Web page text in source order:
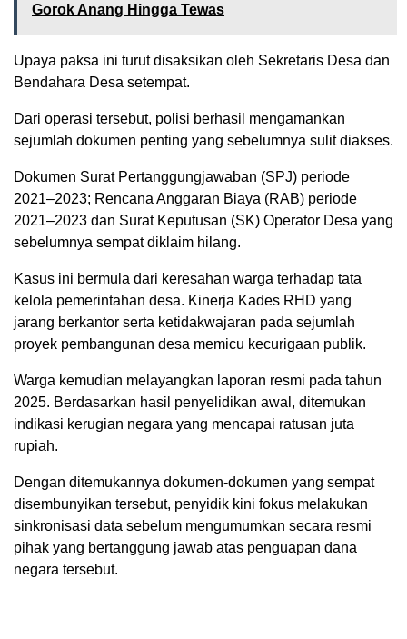
Gorok Anang Hingga Tewas
Upaya paksa ini turut disaksikan oleh Sekretaris Desa dan
Bendahara Desa setempat.
Dari operasi tersebut, polisi berhasil mengamankan
sejumlah dokumen penting yang sebelumnya sulit diakses.
Dokumen Surat Pertanggungjawaban (SPJ) periode
2021–2023; Rencana Anggaran Biaya (RAB) periode
2021–2023 dan Surat Keputusan (SK) Operator Desa yang
sebelumnya sempat diklaim hilang.
Kasus ini bermula dari keresahan warga terhadap tata
kelola pemerintahan desa. Kinerja Kades RHD yang
jarang berkantor serta ketidakwajaran pada sejumlah
proyek pembangunan desa memicu kecurigaan publik.
Warga kemudian melayangkan laporan resmi pada tahun
2025. Berdasarkan hasil penyelidikan awal, ditemukan
indikasi kerugian negara yang mencapai ratusan juta
rupiah.
Dengan ditemukannya dokumen-dokumen yang sempat
disembunyikan tersebut, penyidik kini fokus melakukan
sinkronisasi data sebelum mengumumkan secara resmi
pihak yang bertanggung jawab atas penguapan dana
negara tersebut.